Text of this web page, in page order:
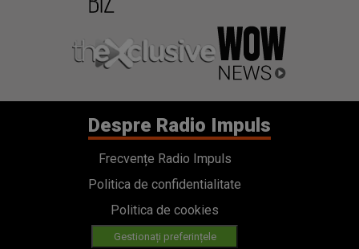
Despre Radio Impuls
Frecvențe Radio Impuls
Politica de confidentialitate
Politica de cookies
Gestionați preferințele